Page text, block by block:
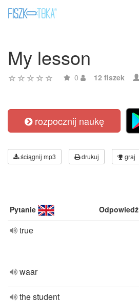
My lesson
0 12 fiszek
rozpocznij naukę
ściągnij mp3 drukuj graj
Pytanie Odpowiedź
true
waar
the student